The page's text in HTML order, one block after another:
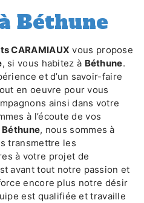
Béthune
CARAMIAUX vous propose
, si vous habitez à Béthune.
et d’un savoir-faire
en oeuvre pour vous
ainsi dans votre
à l’écoute de vos
Béthune, nous sommes à
transmettre les
à votre projet de
avant tout notre passion et
encore plus notre désir
est qualifiée et travaille